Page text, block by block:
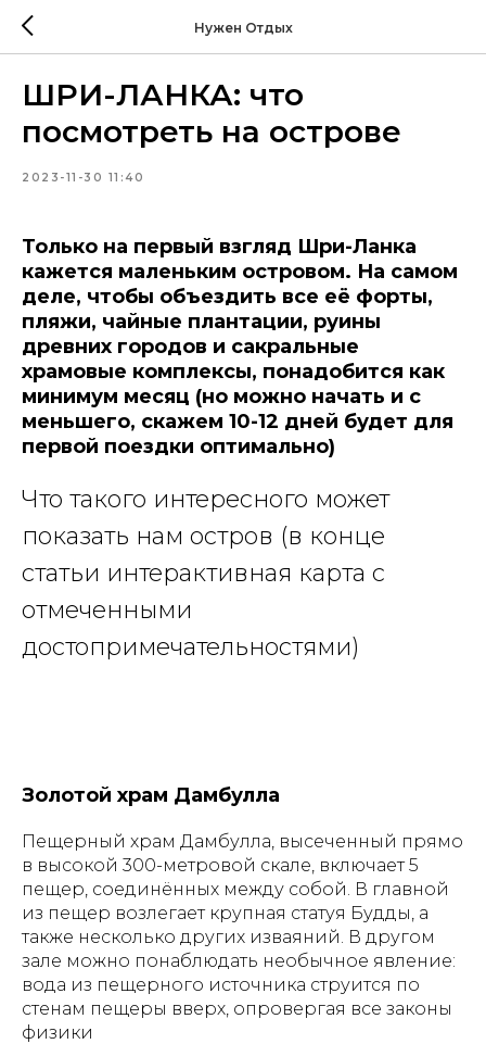
Нужен Отдых
ШРИ-ЛАНКА: что
посмотреть на острове
2023-11-30 11:40
Только на первый взгляд Шри-Ланка
кажется маленьким островом. На самом
деле, чтобы объездить все её форты,
пляжи, чайные плантации, руины
древних городов и сакральные
храмовые комплексы, понадобится как
минимум месяц (но можно начать и с
меньшего, скажем 10-12 дней будет для
первой поездки оптимально)
Что такого интересного может
показать нам остров (в конце
статьи интерактивная карта с
отмеченными
достопримечательностями)
Золотой храм Дамбулла
Пещерный храм Дамбулла, высеченный прямо
в высокой 300-метровой скале, включает 5
пещер, соединённых между собой. В главной
из пещер возлегает крупная статуя Будды, а
также несколько других изваяний. В другом
зале можно понаблюдать необычное явление:
вода из пещерного источника струится по
стенам пещеры вверх, опровергая все законы
физики